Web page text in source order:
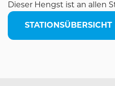
Dieser Hengst ist an allen
STATIONSÜBERSICHT